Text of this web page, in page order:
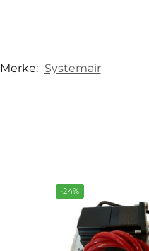
Merke: Systemair
-24%